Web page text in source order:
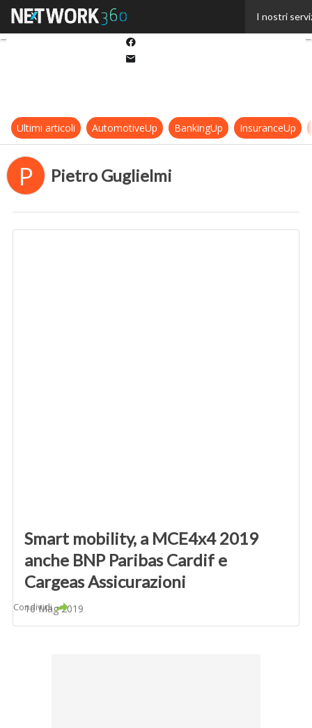
I nostri
Ultimi articoli AutomotiveUp BankingUp InsuranceUp
P Pietro Guglielmi
Smart mobility, a MCE4x4 2019
anche BNP Paribas Cardif e
Cargeas Assicurazioni
16 Mag 2019
Condividi